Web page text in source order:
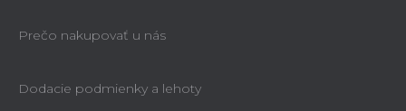
Prečo nakupovať u nás
Dodacie podmienky a lehoty